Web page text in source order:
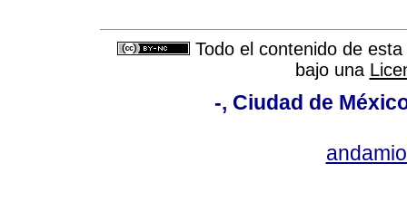
Todo el contenido de
bajo una
-, Ciudad de